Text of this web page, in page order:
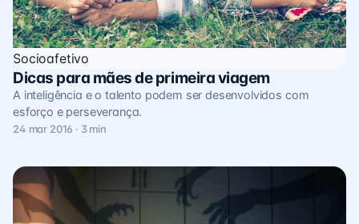
Socioafetivo
Dicas para mães de primeira viagem
A inteligência e o talento podem ser desenvolvidos com
esforço e perseverança.
24 mar 2016 · 3 min